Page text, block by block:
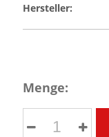
Hersteller:
Menge: